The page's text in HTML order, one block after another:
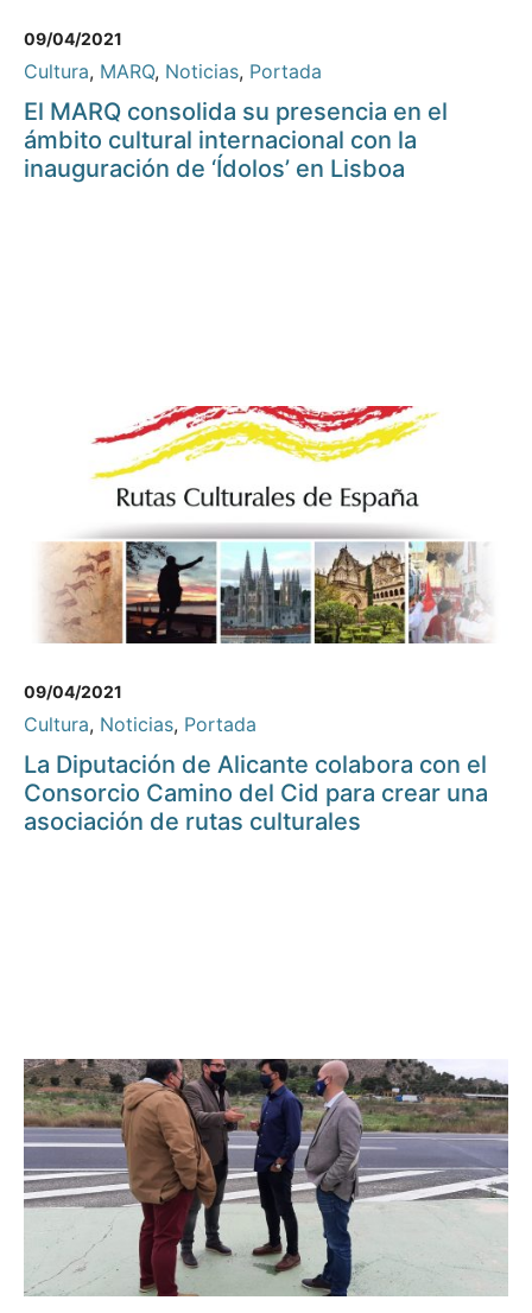
09/04/2021
Cultura, MARQ, Noticias, Portada
El MARQ consolida su presencia en el
ámbito cultural internacional con la
inauguración de ‘Ídolos’ en Lisboa
09/04/2021
Cultura, Noticias, Portada
La Diputación de Alicante colabora con el
Consorcio Camino del Cid para crear una
asociación de rutas culturales